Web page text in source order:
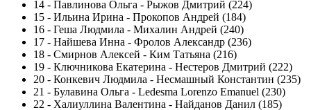
14 - Павлинова Ольга - Рыжов Дмитрий (224)
15 - Ильина Ирина - Прокопов Андрей (184)
16 - Геша Людмила - Михалин Андрей (240)
17 - Найшева Инна - Фролов Александр (236)
18 - Смирнов Алексей - Ким Татьяна (216)
19 - Ключникова Екатерина - Нестеров Дмитрий (222)
20 - Конкевич Людмила - Несмашный Константин (235)
21 - Булавина Ольга - Ledesma Lorenzo Emanuel (230)
22 - Халиуллина Валентина - Найданов Данил (185)